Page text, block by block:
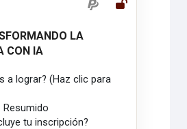
LA
CON IA
a lograr? (Haz clic para
Resumido
tu inscripción?